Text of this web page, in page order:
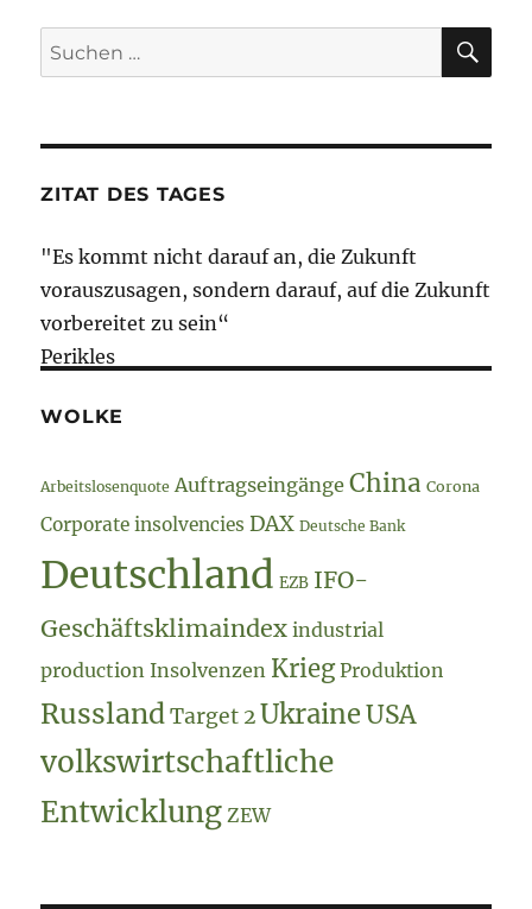
Suche
nach:
ZITAT DES TAGES
"Es kommt nicht darauf an, die Zukunft
vorauszusagen, sondern darauf, auf die Zukunft
vorbereitet zu sein“
Perikles
WOLKE
Arbeitslosenquote Auftragseingänge China Corona
Corporate insolvencies DAX Deutsche Bank
Deutschland EZB IFO-
Geschäftsklimaindex industrial
production Insolvenzen Krieg Produktion
Russland Target 2 Ukraine USA
volkswirtschaftliche
Entwicklung ZEW